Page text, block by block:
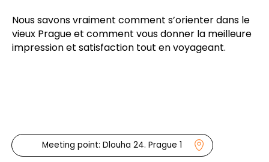
Nous savons vraiment comment s’orienter dans le
vieux Prague et comment vous donner la meilleure
impression et satisfaction tout en voyageant.
Contact us
Mar 15 – Oct 15 →9:00 – 18:00
Oct 16 – Mar 14 →10:00 – 16:00
Bike shop and office: